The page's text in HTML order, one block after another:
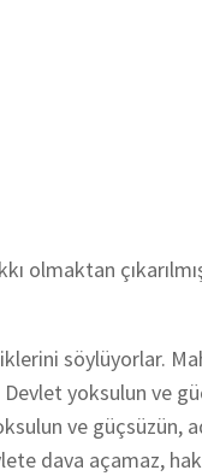
olmaktan
söylüyorlar.
yoksulun ve
ve güçsüzün,
dava açamaz,